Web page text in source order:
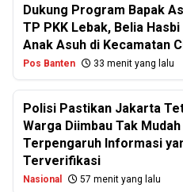
Dukung Program Bapak
TP PKK Lebak, Belia
Anak Asuh di Kecamatan
Pos Banten 33 menit yang lalu
Polisi Pastikan Jakarta
Warga Diimbau Tak Mudah
Terpengaruh Informasi
Terverifikasi
Nasional 57 menit yang lalu